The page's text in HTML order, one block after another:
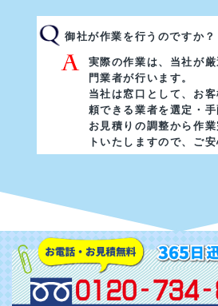
御社が作業を行うのですか？
実際の作業は、当社が
門業者が行います。
当社は窓口として、お
頼できる業者を選定・手
お見積りの調整から作
トいたしますので、ご安